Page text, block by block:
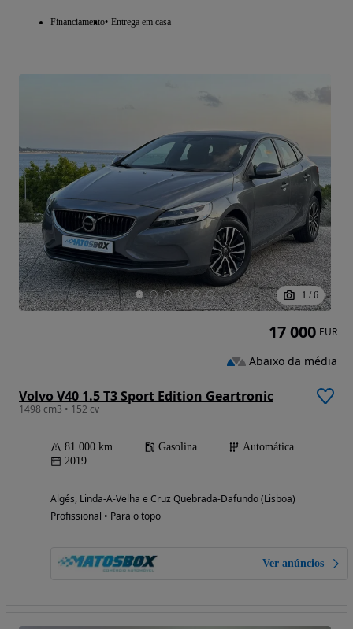
Financiamento Entrega em casa
1 / 6
Volvo V40 1.5 T3 Sport Edition Geartronic
1498 cm3 • 152 cv
81 000 km Gasolina
Automática
2019
Algés, Linda-A-Velha e Cruz Quebrada-Dafundo (Lisboa)
Profissional • Para o topo
Ver anúncios
17 000 EUR
Abaixo da média